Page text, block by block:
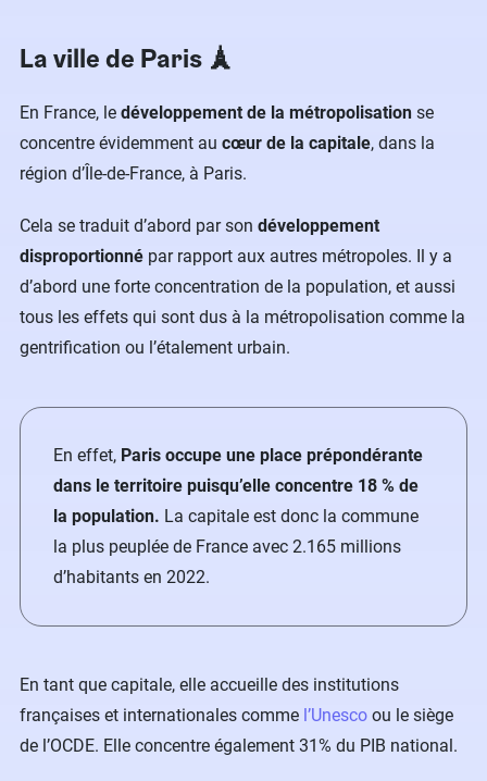
La ville de Paris 🗼
En France, le développement de la métropolisation se
concentre évidemment au cœur de la capitale, dans la
région d’Île-de-France, à Paris.
Cela se traduit d’abord par son développement
disproportionné par rapport aux autres métropoles. Il y a
d’abord une forte concentration de la population, et aussi
tous les effets qui sont dus à la métropolisation comme la
gentrification ou l’étalement urbain.
En effet, Paris occupe une place prépondérante
dans le territoire puisqu’elle concentre 18 % de
la population. La capitale est donc la commune
la plus peuplée de France avec 2.165 millions
d’habitants en 2022.
En tant que capitale, elle accueille des institutions
françaises et internationales comme l’Unesco ou le siège
de l’OCDE. Elle concentre également 31% du PIB national.